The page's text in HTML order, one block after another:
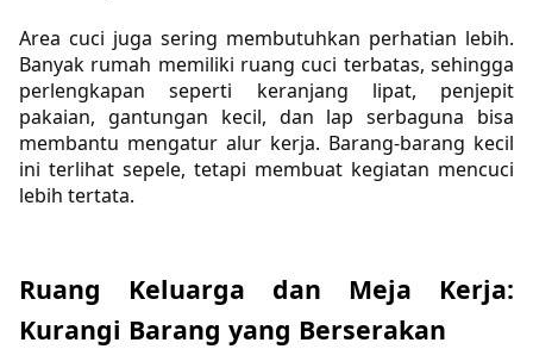
Area cuci juga sering membutuhkan perhatian lebih.
Banyak rumah memiliki ruang cuci terbatas, sehingga
perlengkapan seperti keranjang lipat, penjepit
pakaian, gantungan kecil, dan lap serbaguna bisa
membantu mengatur alur kerja. Barang-barang kecil
ini terlihat sepele, tetapi membuat kegiatan mencuci
lebih tertata.
Ruang Keluarga dan Meja Kerja:
Kurangi Barang yang Berserakan